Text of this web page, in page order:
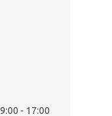
17:00